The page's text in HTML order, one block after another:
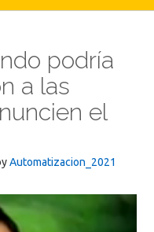
podría
a las
el
Automatizacion_2021